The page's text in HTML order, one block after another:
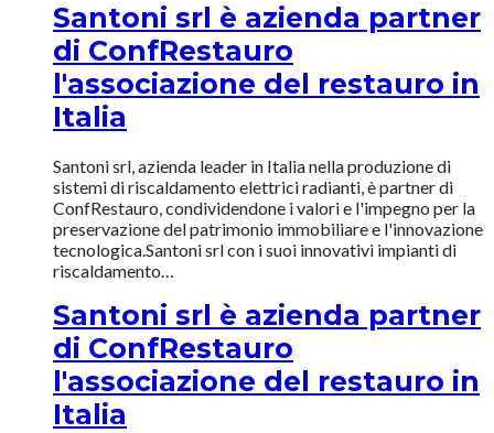
Santoni srl è azienda partner
di ConfRestauro
l'associazione del restauro in
Italia
Santoni srl, azienda leader in Italia nella produzione di
sistemi di riscaldamento elettrici radianti, è partner di
ConfRestauro, condividendone i valori e l'impegno per la
preservazione del patrimonio immobiliare e l'innovazione
tecnologica.Santoni srl con i suoi innovativi impianti di
riscaldamento…
Santoni srl è azienda partner
di ConfRestauro
l'associazione del restauro in
Italia